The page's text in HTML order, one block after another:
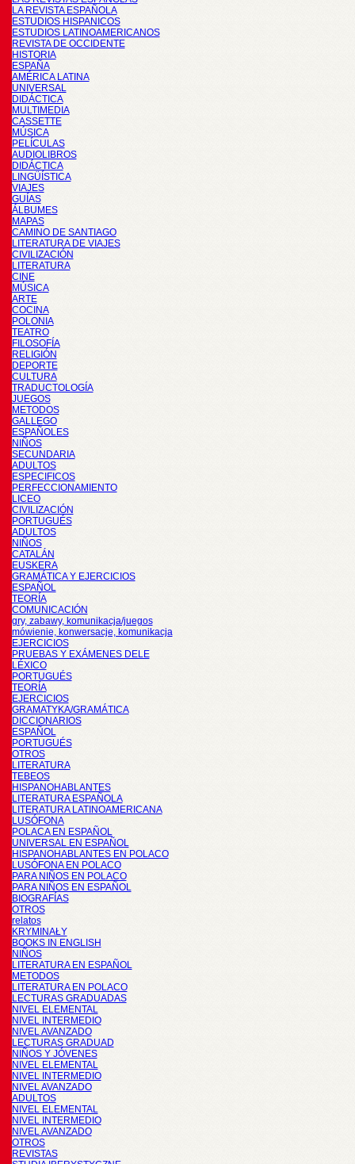
LA REVISTA ESPAÑOLA
ESTUDIOS HISPANICOS
ESTUDIOS LATINOAMERICANOS
REVISTA DE OCCIDENTE
HISTORIA
ESPAÑA
AMÉRICA LATINA
UNIVERSAL
DIDÁCTICA
MULTIMEDIA
CASSETTE
MÚSICA
PELÍCULAS
AUDIOLIBROS
DIDÁCTICA
LINGÜÍSTICA
VIAJES
GUÍAS
ÁLBUMES
MAPAS
CAMINO DE SANTIAGO
LITERATURA DE VIAJES
CIVILIZACIÓN
LITERATURA
CINE
MÚSICA
ARTE
COCINA
POLONIA
TEATRO
FILOSOFÍA
RELIGIÓN
DEPORTE
CULTURA
TRADUCTOLOGÍA
JUEGOS
METODOS
GALLEGO
ESPAÑOLES
NIÑOS
SECUNDARIA
ADULTOS
ESPECIFICOS
PERFECCIONAMIENTO
LICEO
CIVILIZACIÓN
PORTUGUÉS
ADULTOS
NIÑOS
CATALÁN
EUSKERA
GRAMÁTICA Y EJERCICIOS
ESPAÑOL
TEORÍA
COMUNICACIÓN
gry, zabawy, komunikacja/juegos
mówienie, konwersacje, komunikacja
EJERCICIOS
PRUEBAS Y EXÁMENES DELE
LÉXICO
PORTUGUÉS
TEORÍA
EJERCICIOS
GRAMATYKA/GRAMÁTICA
DICCIONARIOS
ESPAÑOL
PORTUGUÉS
OTROS
LITERATURA
TEBEOS
HISPANOHABLANTES
LITERATURA ESPAÑOLA
LITERATURA LATINOAMERICANA
LUSÓFONA
POLACA EN ESPAÑOL
UNIVERSAL EN ESPAÑOL
HISPANOHABLANTES EN POLACO
LUSÓFONA EN POLACO
PARA NIÑOS EN POLACO
PARA NIÑOS EN ESPAÑOL
BIOGRAFÍAS
OTROS
relatos
KRYMINAŁY
BOOKS IN ENGLISH
NIÑOS
LITERATURA EN ESPAÑOL
METODOS
LITERATURA EN POLACO
LECTURAS GRADUADAS
NIVEL ELEMENTAL
NIVEL INTERMEDIO
NIVEL AVANZADO
LECTURAS GRADUAD
NIÑOS Y JÓVENES
NIVEL ELEMENTAL
NIVEL INTERMEDIO
NIVEL AVANZADO
ADULTOS
NIVEL ELEMENTAL
NIVEL INTERMEDIO
NIVEL AVANZADO
OTROS
REVISTAS